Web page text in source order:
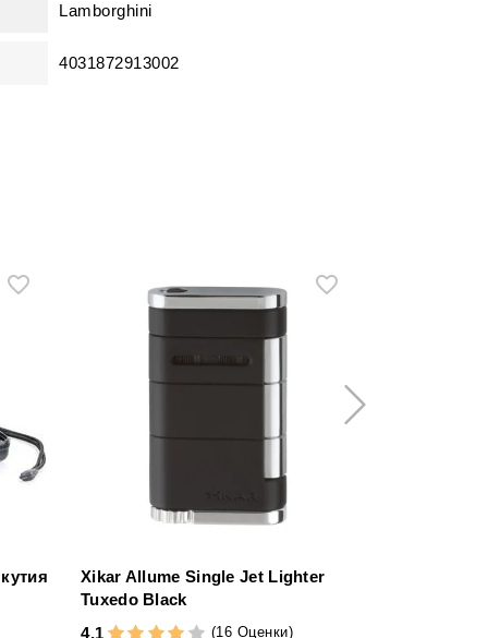
Lamborghini
4031872913002
Xikar Allume Single Jet Lighter
Tuxedo Black
4,1
(16 Оценки)